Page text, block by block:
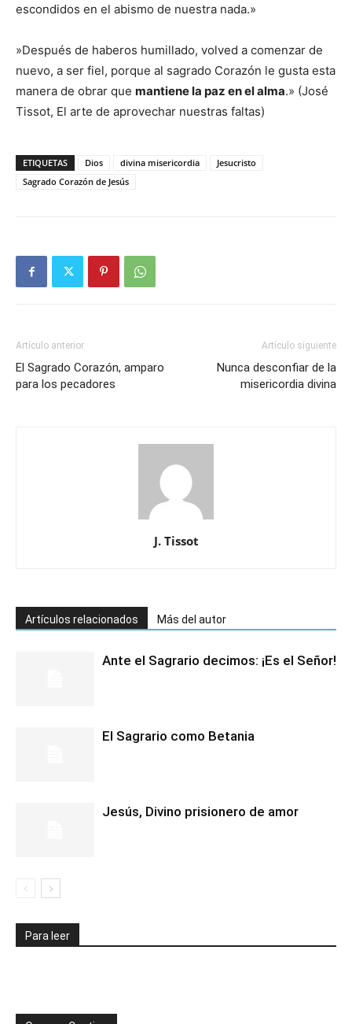
escondidos en el abismo de nuestra nada.»
»Después de haberos humillado, volved a comenzar de
nuevo, a ser fiel, porque al sagrado Corazón le gusta esta
manera de obrar que mantiene la paz en el alma.» (José
Tissot, El arte de aprovechar nuestras faltas)
ETIQUETAS Dios divina misericordia
Jesucristo
Sagrado Corazón de Jesús
Artículo anterior
El Sagrado Corazón, amparo
para los pecadores
Artículo siguiente
Nunca desconfiar de la
misericordia divina
J. Tissot
Artículos relacionados Más del autor
Ante el Sagrario decimos: ¡Es el Señor!
El Sagrario como Betania
Jesús, Divino prisionero de amor
Para leer